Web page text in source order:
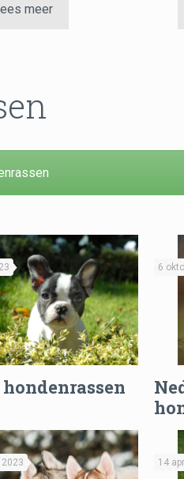
meer
hondenrassen
6
14